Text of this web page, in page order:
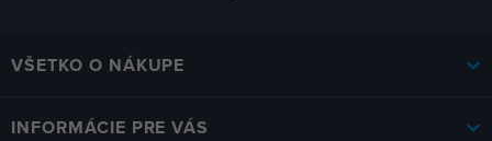
VŠETKO O NÁKUPE
INFORMÁCIE PRE VÁS